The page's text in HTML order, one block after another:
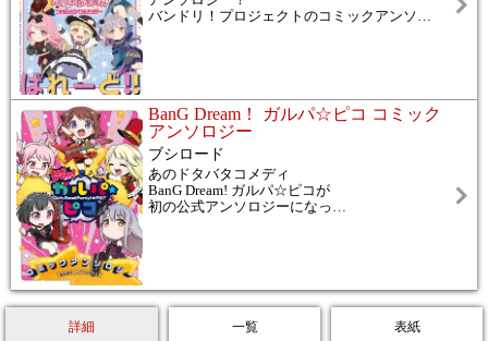
バンドリ！プロジェクトのコミックアンソ …
BanG Dream！ ガルパ☆ピコ コミック
アンソロジー
ブシロード
あのドタバタコメディ
BanG Dream! ガルパ☆ピコが
初の公式アンソロジーになっ …
詳細 一覧 表紙